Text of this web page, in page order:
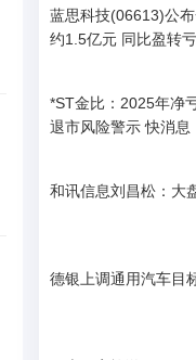
蓝思科技(06613)公布一季度
约1.5亿元 同比盈转
*ST金比：2025年净
退市风险警示 快消息
和讯信息刘昌松：大
德银上调通用汽车目